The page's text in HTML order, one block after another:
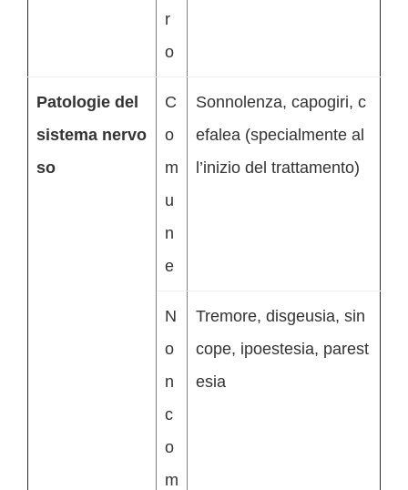
r
o
Patologie del
sistema nervo
so
C
o
m
u
n
e
Sonnolenza, capogiri, c
efalea (specialmente al
l’inizio del trattamento)
N
o
n
c
o
m
Tremore, disgeusia, sin
cope, ipoestesia, parest
esia